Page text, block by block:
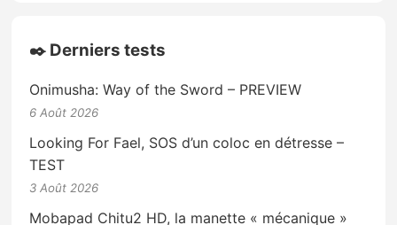
✒️ Derniers tests
Onimusha: Way of the Sword – PREVIEW
6 Août 2026
Looking For Fael, SOS d’un coloc en détresse –
TEST
3 Août 2026
Mobapad Chitu2 HD, la manette « mécanique »